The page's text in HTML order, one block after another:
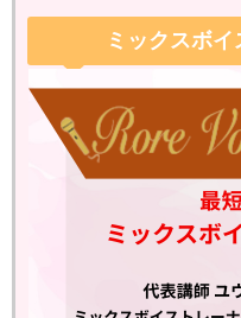
ミックスボイ